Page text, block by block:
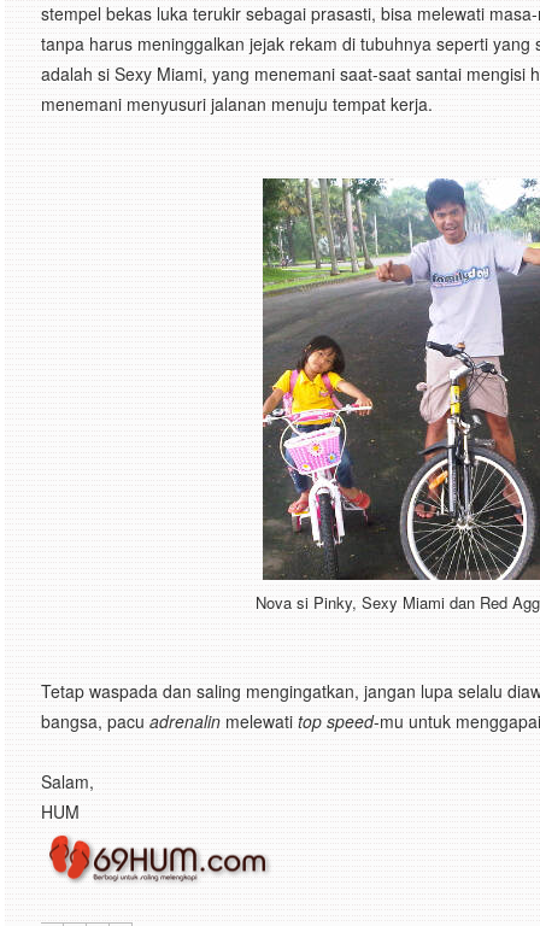
stempel bekas luka terukir sebagai prasasti, bisa melewati
tanpa harus meninggalkan jejak rekam di tubuhnya seperti
adalah si Sexy Miami, yang menemani saat-saat santai mengisi
menemani menyusuri jalanan menuju tempat kerja.
Nova si Pinky, Sexy Miami dan Red
Tetap waspada dan saling mengingatkan, jangan lupa selalu
bangsa, pacu adrenalin melewati top speed-mu untuk
Salam,
HUM